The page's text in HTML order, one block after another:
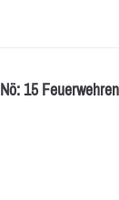
Nö: 15